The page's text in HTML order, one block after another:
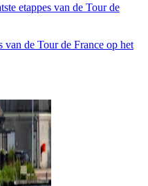
etappes van de Tour de
van de Tour de France op het